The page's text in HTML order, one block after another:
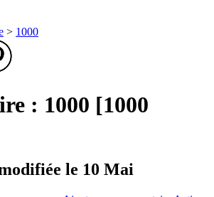
> 1000
: 1000 [1000
le 10 Mai